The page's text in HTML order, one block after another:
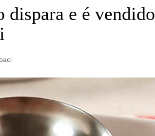
dispara e é vendido